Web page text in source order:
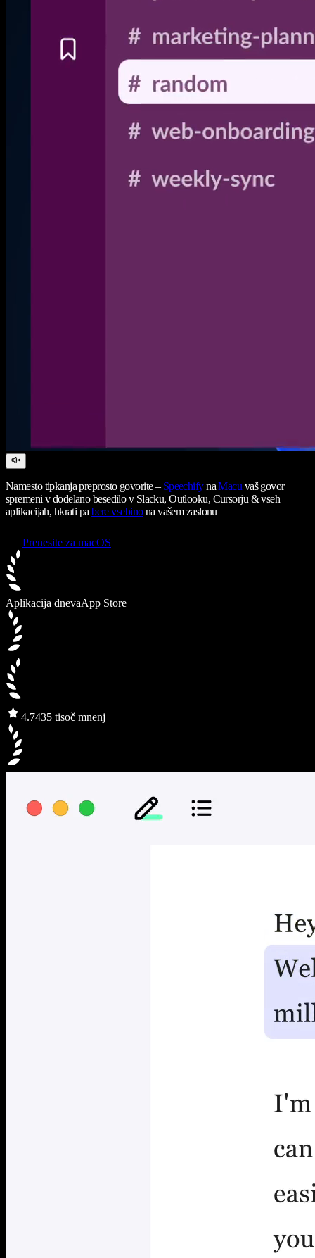
Namesto tipkanja preprosto govorite – SpeechifynaMacu vaš govor
spremeni v dodelano besedilo v Slacku, Outlooku, Cursorju & vseh
aplikacijah, hkrati pabere vsebinona vašem zaslonu
Prenesite za macOS
Aplikacija dnevaApp Store
4.7435 tisoč mnenj